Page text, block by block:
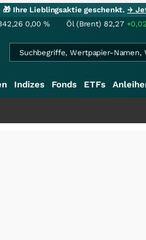
🎁 Ihre Lieblingsaktie geschenkt.→
0,00 % Öl (Brent) 82,27
Indizes Fonds ETFs